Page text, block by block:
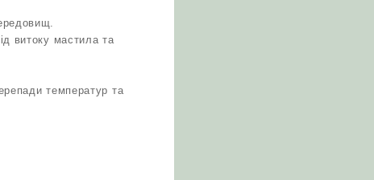
витоку мастила та
температур та